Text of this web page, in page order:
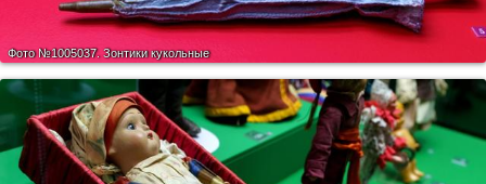
Фото №1005037.Зонтики кукольные